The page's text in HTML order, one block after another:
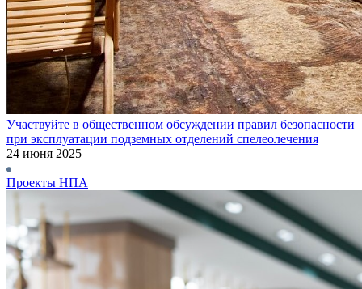
Участвуйте в общественном обсуждении правил безопасности
при эксплуатации подземных отделений спелеолечения
24 июня 2025
Проекты НПА